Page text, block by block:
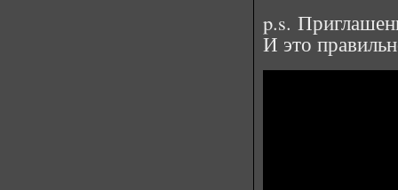
p.s.
И это